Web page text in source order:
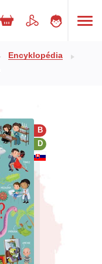
Encyklopédia
B
D